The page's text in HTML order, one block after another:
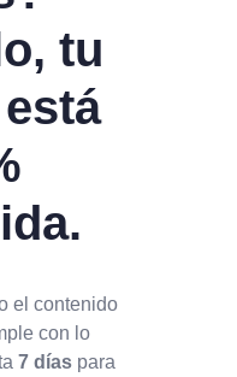
tu
el contenido
con lo
7 días para